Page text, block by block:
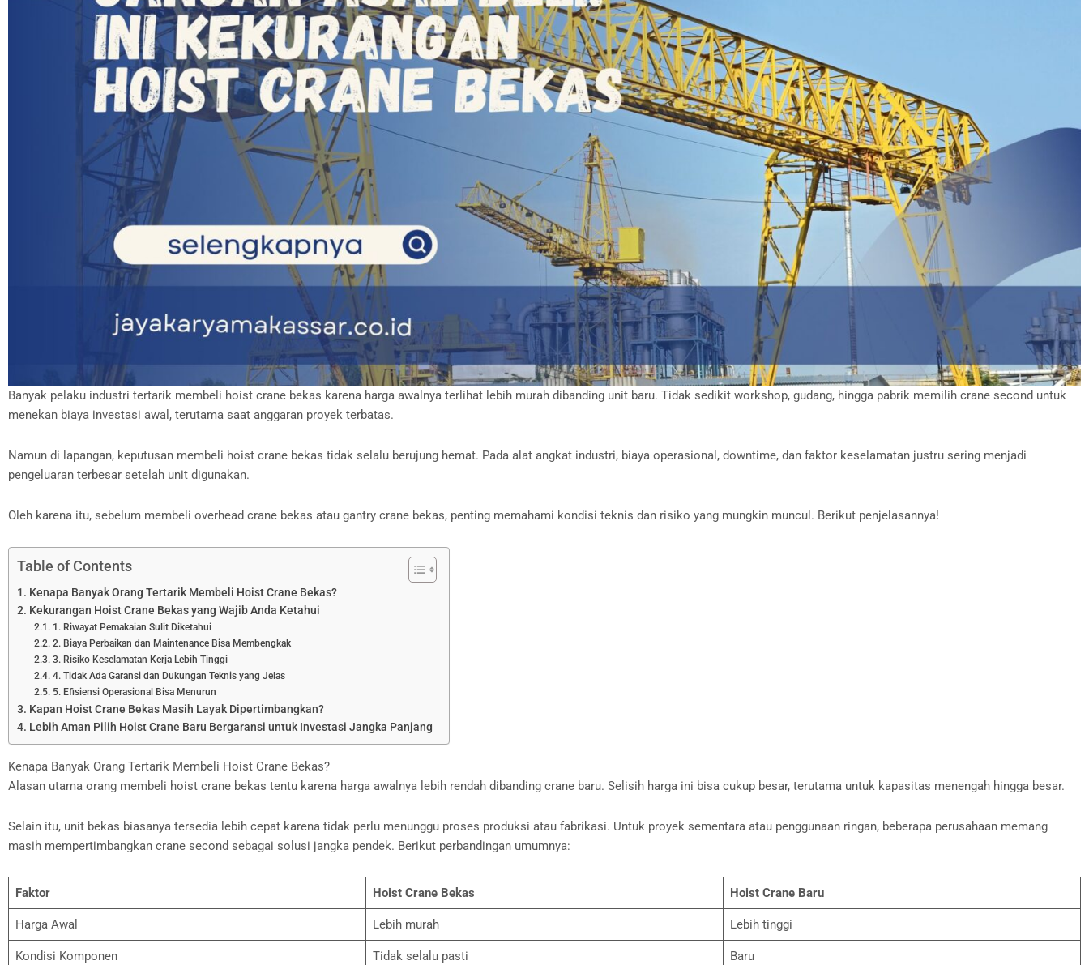
Banyak pelaku industri tertarik membeli hoist crane bekas karena harga awalnya terlihat lebih murah dibanding unit baru. Tidak sedikit workshop, gudang, hingga pabrik memilih crane second untuk
menekan biaya investasi awal, terutama saat anggaran proyek terbatas.
Namun di lapangan, keputusan membeli hoist crane bekas tidak selalu berujung hemat. Pada alat angkat industri, biaya operasional, downtime, dan faktor keselamatan justru sering menjadi
pengeluaran terbesar setelah unit digunakan.
Oleh karena itu, sebelum membeli overhead crane bekas atau gantry crane bekas, penting memahami kondisi teknis dan risiko yang mungkin muncul. Berikut penjelasannya!
Table of Contents
Kenapa Banyak Orang Tertarik Membeli Hoist Crane Bekas?
Kekurangan Hoist Crane Bekas yang Wajib Anda Ketahui
1. Riwayat Pemakaian Sulit Diketahui
2. Biaya Perbaikan dan Maintenance Bisa Membengkak
3. Risiko Keselamatan Kerja Lebih Tinggi
4. Tidak Ada Garansi dan Dukungan Teknis yang Jelas
5. Efisiensi Operasional Bisa Menurun
Kapan Hoist Crane Bekas Masih Layak Dipertimbangkan?
Lebih Aman Pilih Hoist Crane Baru Bergaransi untuk Investasi Jangka Panjang
Kenapa Banyak Orang Tertarik Membeli Hoist Crane Bekas?
Alasan utama orang membeli hoist crane bekas tentu karena harga awalnya lebih rendah dibanding crane baru. Selisih harga ini bisa cukup besar, terutama untuk kapasitas menengah hingga besar.
Selain itu, unit bekas biasanya tersedia lebih cepat karena tidak perlu menunggu proses produksi atau fabrikasi. Untuk proyek sementara atau penggunaan ringan, beberapa perusahaan memang
masih mempertimbangkan crane second sebagai solusi jangka pendek. Berikut perbandingan umumnya:
Faktor Hoist Crane Bekas Hoist Crane Baru
Harga Awal Lebih murah Lebih tinggi
Kondisi Komponen Tidak selalu pasti Baru